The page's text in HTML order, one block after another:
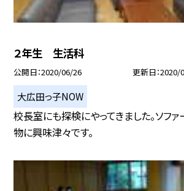
２年生 生活科
公開日 2020/06/26 更新日 2020/
大広田っ子NOW
校長室にも探検にやってきました。ソフ
物に興味津々です。